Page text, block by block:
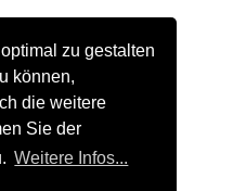
zu gestalten
können,
die weitere
Sie der
Weitere Infos...